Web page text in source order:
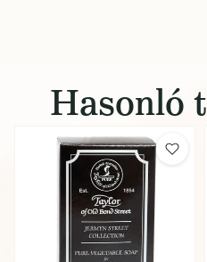
Hasonló